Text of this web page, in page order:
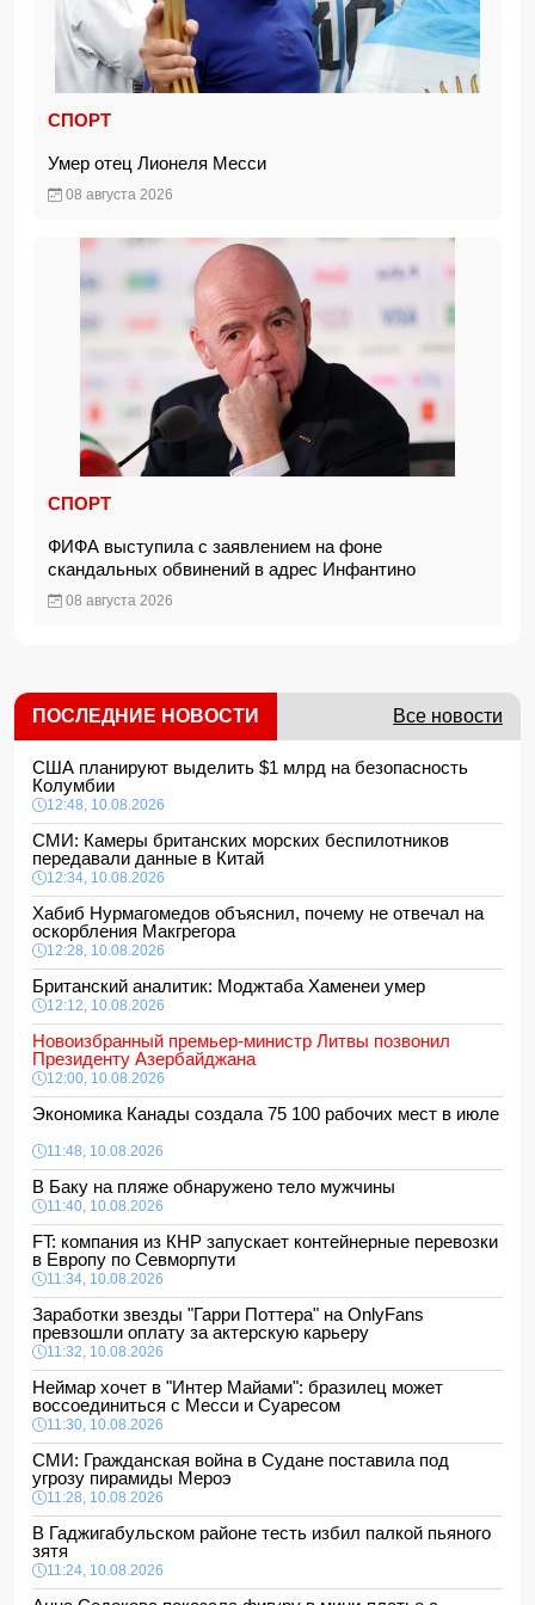
СПОРТ
Умер отец Лионеля Месси
08 августа 2026
СПОРТ
ФИФА выступила с заявлением на фоне
скандальных обвинений в адрес Инфантино
08 августа 2026
ПОСЛЕДНИЕ НОВОСТИ Все новости
США планируют выделить $1 млрд на безопасность
Колумбии
12:48, 10.08.2026
СМИ: Камеры британских морских беспилотников
передавали данные в Китай
12:34, 10.08.2026
Хабиб Нурмагомедов объяснил, почему не отвечал на
оскорбления Макгрегора
12:28, 10.08.2026
Британский аналитик: Моджтаба Хаменеи умер
12:12, 10.08.2026
Новоизбранный премьер-министр Литвы позвонил
Президенту Азербайджана
12:00, 10.08.2026
Экономика Канады создала 75 100 рабочих мест в июле
11:48, 10.08.2026
В Баку на пляже обнаружено тело мужчины
11:40, 10.08.2026
FT: компания из КНР запускает контейнерные перевозки
в Европу по Севморпути
11:34, 10.08.2026
Заработки звезды "Гарри Поттера" на OnlyFans
превзошли оплату за актерскую карьеру
11:32, 10.08.2026
Неймар хочет в "Интер Майами": бразилец может
воссоединиться с Месси и Суаресом
11:30, 10.08.2026
СМИ: Гражданская война в Судане поставила под
угрозу пирамиды Мероэ
11:28, 10.08.2026
В Гаджигабульском районе тесть избил палкой пьяного
зятя
11:24, 10.08.2026